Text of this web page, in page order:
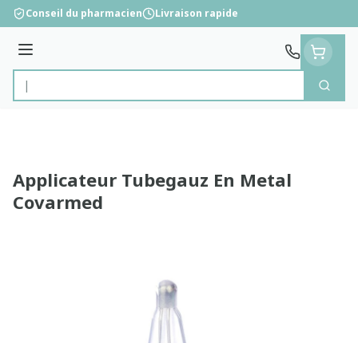
Aller au contenu
Conseil du pharmacien Livraison rapide
Menu
Rechercher
Applicateur Tubegauz En Metal
Covarmed